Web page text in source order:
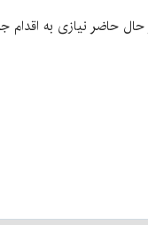
در حال حاضر نیازی به